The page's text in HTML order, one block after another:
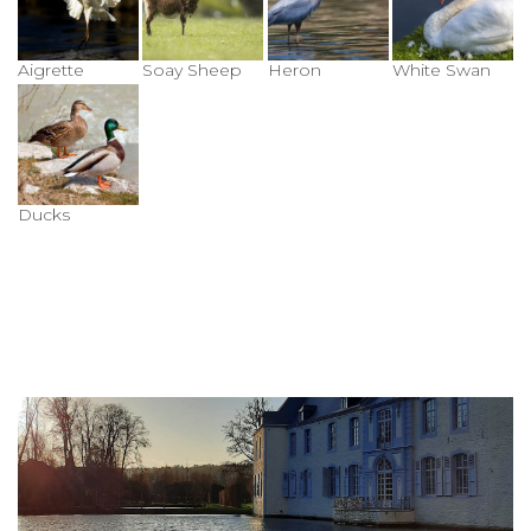
ACCUEIL
L’HISTOIRE DES JARDINS
Aigrette Soay Sheep Heron White Swan
Ducks